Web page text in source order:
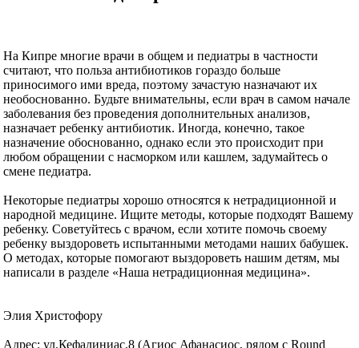
На Кипре многие врачи в общем и педиатры в частности
считают, что польза антибиотиков гораздо больше
приносимого ими вреда, поэтому зачастую назначают их
необоснованно. Будьте внимательны, если врач в самом начале
заболевания без проведения дополнительных анализов,
назначает ребенку антибиотик. Иногда, конечно, такое
назначение обоснованно, однако если это происходит при
любом обращении с насморком или кашлем, задумайтесь о
смене педиатра.
Некоторые педиатры хорошо относятся к нетрадиционной и
народной медицине. Ищите методы, которые подходят Вашему
ребенку. Советуйтесь с врачом, если хотите помочь своему
ребенку выздороветь испытанными методами наших бабушек.
О методах, которые помогают выздороветь нашим детям, мы
написали в разделе «Наша нетрадиционная медицина».
Элия Христофору
Адрес: ул.Кефалиниас,8 (Агиос Афанасиос, рядом с Round